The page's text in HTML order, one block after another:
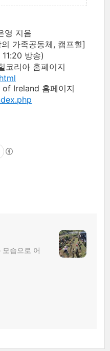
영 지음
가족공동체, 캠프힐]
방송)
코리아 홈페이지
Ireland 홈페이지
모습으로 어